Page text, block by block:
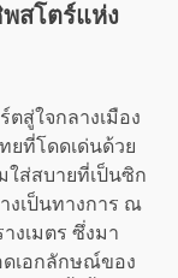
พสโตร์แห่ง
สู่ใจกลางเมือง
ยที่โดดเด่นด้วย
ใส่สบายที่เป็นซิก
งเป็นทางการ ณ
งเมตร ซึ่งมา
เอกลักษณ์ของ